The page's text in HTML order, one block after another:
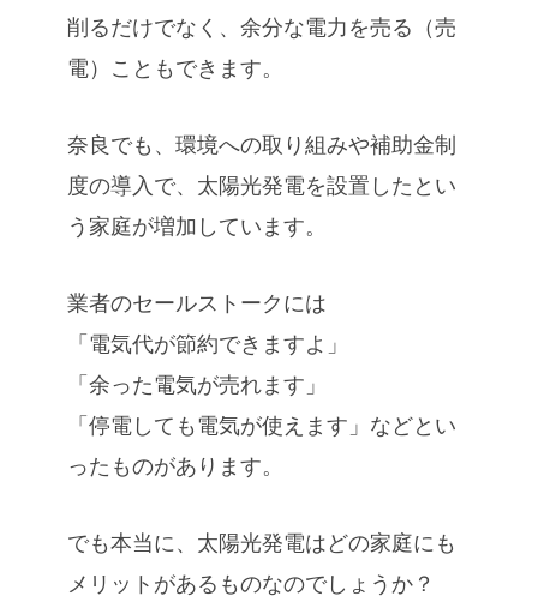
削るだけでなく、余分な電力を売る（売
電）こともできます。
奈良でも、環境への取り組みや補助金制
度の導入で、太陽光発電を設置したとい
う家庭が増加しています。
業者のセールストークには
「電気代が節約できますよ」
「余った電気が売れます」
「停電しても電気が使えます」などとい
ったものがあります。
でも本当に、太陽光発電はどの家庭にも
メリットがあるものなのでしょうか？